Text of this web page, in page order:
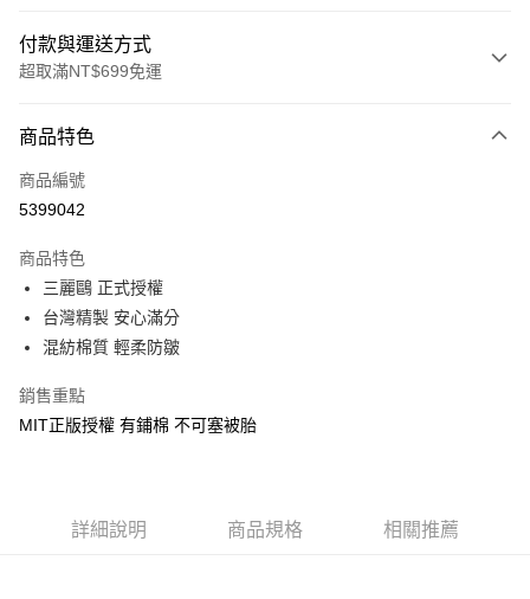
付款與運送方式
超取滿NT$699免運
信用卡一次付款
超商取貨付款
Apple Pay
街口支付
Google Pay
商品特色
商品編號
5399042
商品特色
三麗鷗 正式授權
台灣精製 安心滿分
混紡棉質 輕柔防皺
銷售重點
MIT正版授權 有鋪棉 不可塞被胎
詳細說明 商品規格 相關推薦